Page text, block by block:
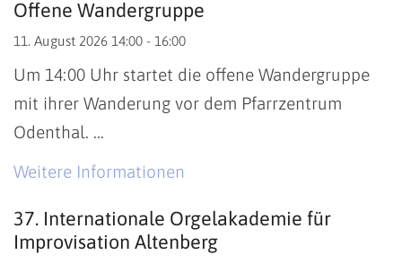
Offene Wandergruppe
11. August 2026 14:00 - 16:00
Um 14:00 Uhr startet die offene Wandergruppe
mit ihrer Wanderung vor dem Pfarrzentrum
Odenthal. ...
Weitere Informationen
37. Internationale Orgelakademie für
Improvisation Altenberg